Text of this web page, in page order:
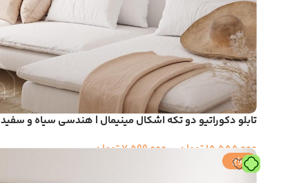
تابلو دکوراتیو دو تکه اشکال مینیمال | هندسی سیاه و سفید
15,555,000تومان–
7,599,000تومان
حراج